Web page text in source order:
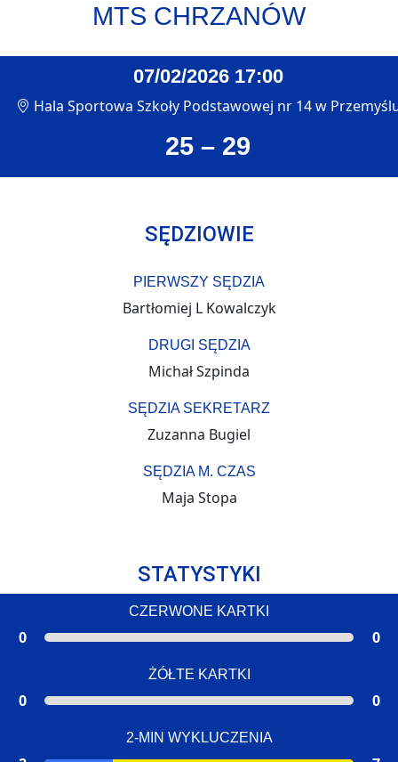
MTS CHRZANÓW
07/02/2026 17:00
Hala Sportowa Szkoły Podstawowej nr 14 w
25 – 29
SĘDZIOWIE
PIERWSZY SĘDZIA
Bartłomiej L Kowalczyk
DRUGI SĘDZIA
Michał Szpinda
SĘDZIA SEKRETARZ
Zuzanna Bugiel
SĘDZIA M. CZAS
Maja Stopa
STATYSTYKI
CZERWONE KARTKI
0 0
ŻÓŁTE KARTKI
0 0
2-MIN WYKLUCZENIA